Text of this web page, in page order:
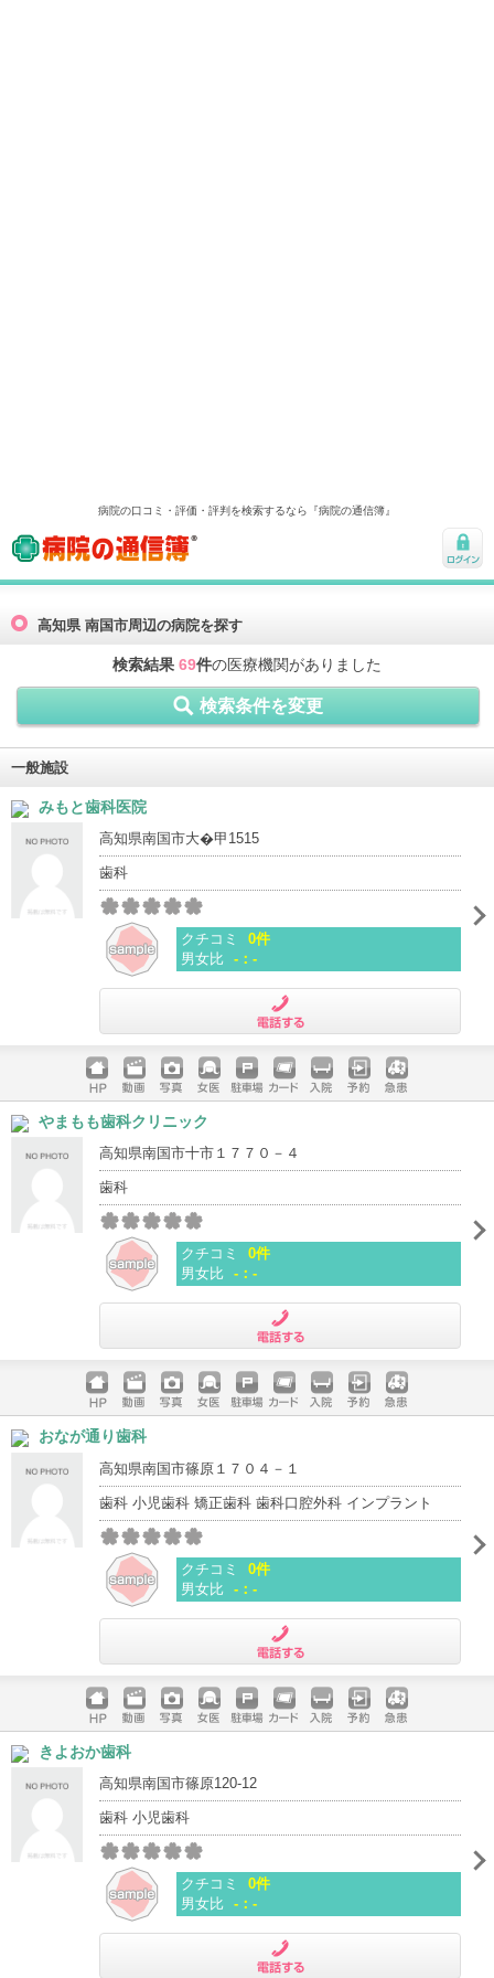
病院の口コミ・評価・評判を検索するなら『病院の通信簿』
病院の通信簿
ログ
高知県 南国市周辺の病院を探す
検索結果 69件の医療機関がありました
検索条件を変更
一般施設
みもと歯科医院
高知県南国市大�甲1515
歯科
クチコミ
0件
男女比 -：-
ホームペ
ージ
動画 写真 女医 駐車場
クレジッ
入院 予約 急患
やまもも歯科クリニック
高知県南国市十市１７７０－４
歯科
クチコミ
0件
男女比 -：-
ホームペ
ージ
動画 写真 女医 駐車場
クレジッ
入院 予約 急患
おなが通り歯科
高知県南国市篠原１７０４－１
歯科 小児歯科 矯正歯科 歯科口腔外科 インプラント
クチコミ
0件
男女比 -：-
ホームペ
ージ
動画 写真 女医 駐車場
クレジッ
入院 予約 急患
きよおか歯科
高知県南国市篠原120-12
歯科 小児歯科
クチコミ
0件
男女比 -：-